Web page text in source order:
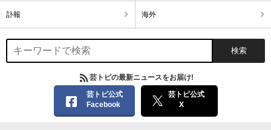
訃報 海外
芸トピの最新ニュースをお届け!
芸トピ公式
Facebook
芸トピ公式
X